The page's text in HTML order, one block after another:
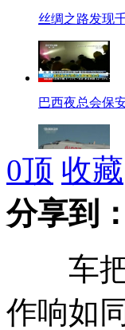
丝绸之路发现
巴西夜总会保
外媒推测中国
日本三政要访
0顶 收藏
分享到：
车把
作响如